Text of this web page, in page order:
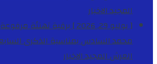
المجيدالاخبار
[ يوليو 29, 2026 ]
برقية تهنئة
محمد السادس بمناسبة الذكرى
العرش المجيدالاخبار